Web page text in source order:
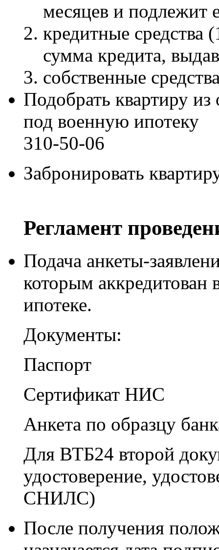
месяцев и подлежит
кредитные средства
сумма кредита,
собственные
Подобрать квартиру из
под военную ипотеку
310-50-06
Забронировать
Регламент
Подача анкеты-
которым
ипотеке.
Документы:
Паспорт
Сертификат НИС
Анкета по образцу
Для ВТБ24 второй
удостоверение,
СНИЛС)
После получения